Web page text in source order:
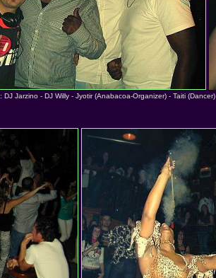
DJ Jarzino - DJ Willy - Jyotir (Anabacoa-Organizer) - Taiti (Dancer)